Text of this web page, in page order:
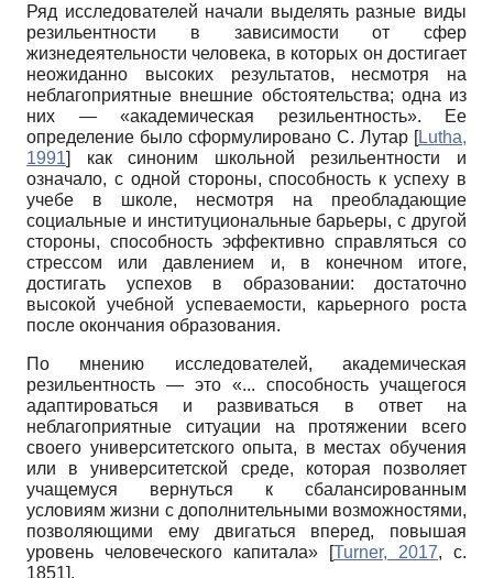
Ряд исследователей начали выделять разные виды
резильентности в зависимости от сфер
жизнедеятельности человека, в которых он достигает
неожиданно высоких результатов, несмотря на
неблагоприятные внешние обстоятельства; одна из
них — «академическая резильентность». Ее
определение было сформулировано C. Лутар [Lutha,
1991]
как синоним школьной резильентности и
означало, с одной стороны, способность к успеху в
учебе в школе, несмотря на преобладающие
социальные и институциональные барьеры, с другой
стороны, способность эффективно справляться со
стрессом или давлением и, в конечном итоге,
достигать успехов в образовании: достаточно
высокой учебной успеваемости, карьерного роста
после окончания образования.
По мнению исследователей, академическая
резильентность — это «... способность учащегося
адаптироваться и развиваться в ответ на
неблагоприятные ситуации на протяжении всего
своего университетского опыта, в местах обучения
или в университетской среде, которая позволяет
учащемуся вернуться к сбалансированным
условиям жизни с дополнительными возможностями,
позволяющими ему двигаться вперед, повышая
уровень человеческого капитала»
[Turner, 2017, с.
1851].